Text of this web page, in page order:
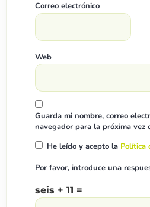
Correo electrónico
Web
Guarda mi nombre, correo
navegador para la próxima vez
He leído y acepto la Política
Por favor, introduce una
seis + 11 =